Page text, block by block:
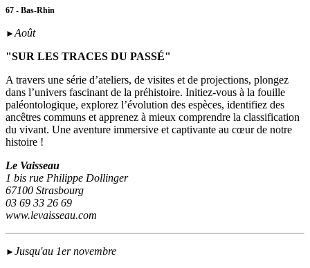
67 - Bas-Rhin
►Août
"SUR LES TRACES DU PASSÉ"
A travers une série d’ateliers, de visites et de projections, plongez
dans l’univers fascinant de la préhistoire. Initiez-vous à la fouille
paléontologique, explorez l’évolution des espèces, identifiez des
ancêtres communs et apprenez à mieux comprendre la classification
du vivant. Une aventure immersive et captivante au cœur de notre
histoire !
Le Vaisseau
1 bis rue Philippe Dollinger
67100 Strasbourg
03 69 33 26 69
www.levaisseau.com
► Jusqu'au 1er novembre